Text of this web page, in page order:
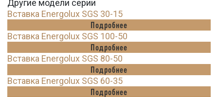
Другие модели серии
Вставка Energolux SGS 30-15
Подробнее
Вставка Energolux SGS 100-50
Подробнее
Вставка Energolux SGS 80-50
Подробнее
Вставка Energolux SGS 60-35
Подробнее